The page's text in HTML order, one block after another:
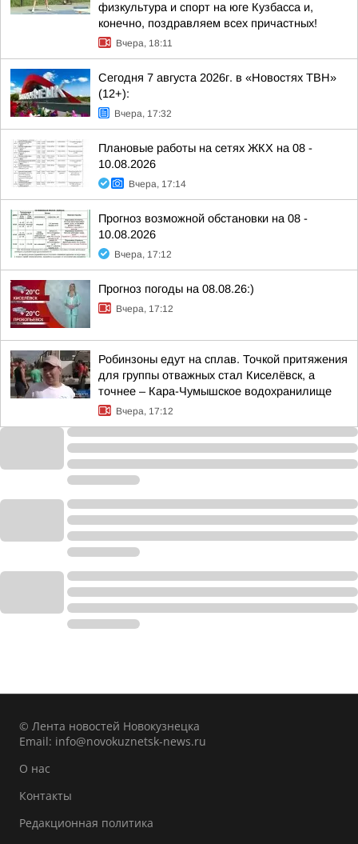
физкультура и спорт на юге Кузбасса и,
конечно, поздравляем всех причастных!
Вчера, 18:11
Сегодня 7 августа 2026г. в «Новостях ТВН»
(12+):
Вчера, 17:32
Плановые работы на сетях ЖКХ на 08 -
10.08.2026
Вчера, 17:14
Прогноз возможной обстановки на 08 -
10.08.2026
Вчера, 17:12
Прогноз погоды на 08.08.26:)
Вчера, 17:12
Робинзоны едут на сплав. Точкой притяжения
для группы отважных стал Киселёвск, а
точнее – Кара-Чумышское водохранилище
Вчера, 17:12
© Лента новостей Новокузнецка
Email: info@novokuznetsk-news.ru
О нас
Контакты
Редакционная политика